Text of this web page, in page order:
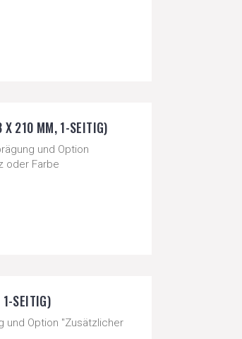
X 210 MM, 1-SEITIG)
und Option
oder Farbe
SEITIG)
und Option "Zusätzlicher